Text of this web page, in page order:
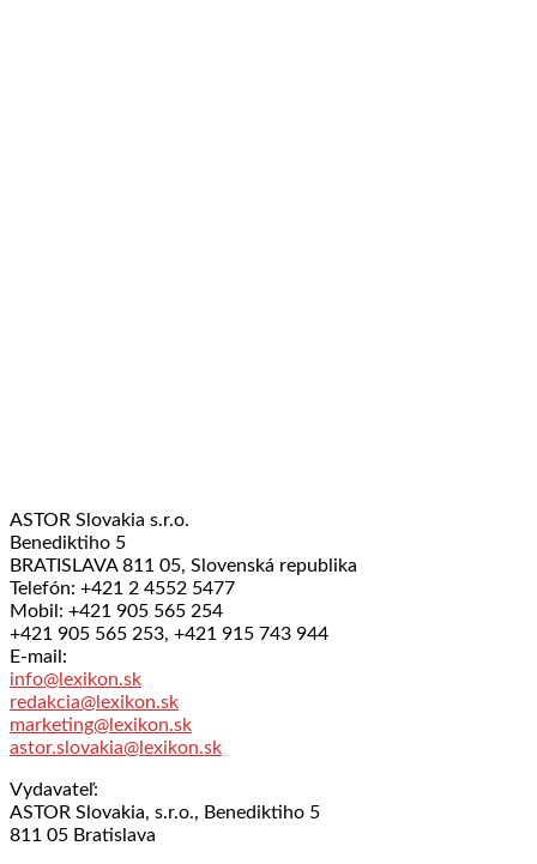
ASTOR Slovakia s.r.o.
Benediktiho 5
BRATISLAVA 811 05, Slovenská republika
Telefón: +421 2 4552 5477
Mobil: +421 905 565 254
+421 905 565 253, +421 915 743 944
E-mail:
info@lexikon.sk
redakcia@lexikon.sk
marketing@lexikon.sk
astor.slovakia@lexikon.sk
Vydavateľ:
ASTOR Slovakia, s.r.o., Benediktiho 5
811 05 Bratislava